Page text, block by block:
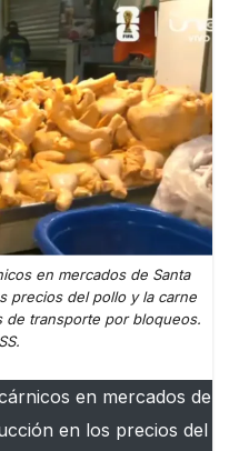
en mercados de Santa
precios del pollo y la carne
de transporte por bloqueos.
en mercados de
en los precios del